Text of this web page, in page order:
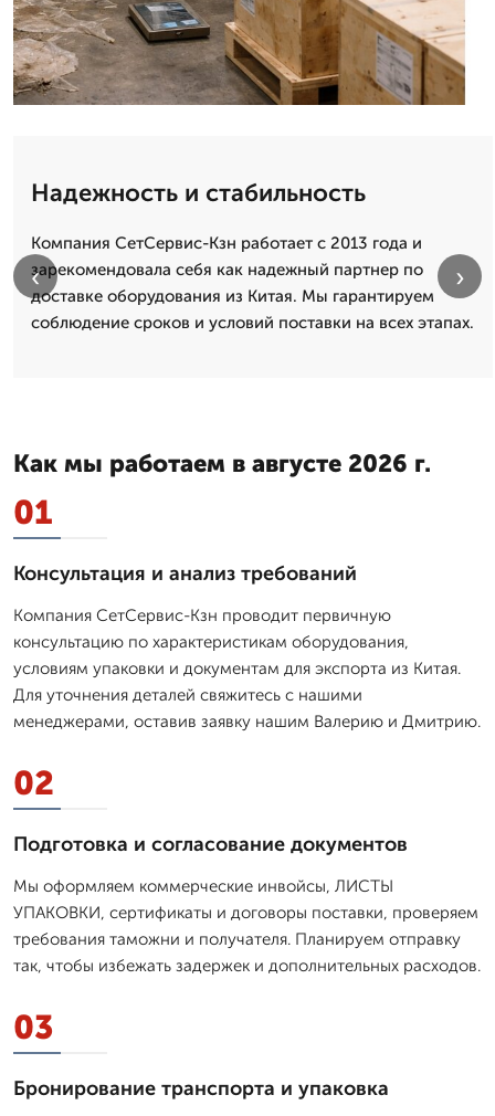
Надежность и стабильность
Компания СетСервис-Кзн работает с 2013 года и
зарекомендовала себя как надежный партнер по
доставке оборудования из Китая. Мы гарантируем
соблюдение сроков и условий поставки на всех этапах.
‹ ›
Как мы работаем в августе 2026 г.
01
Консультация и анализ требований
Компания СетСервис-Кзн проводит первичную
консультацию по характеристикам оборудования,
условиям упаковки и документам для экспорта из Китая.
Для уточнения деталей свяжитесь с нашими
менеджерами, оставив заявку нашим Валерию и Дмитрию.
02
Подготовка и согласование документов
Мы оформляем коммерческие инвойсы, ЛИСТЫ
УПАКОВКИ, сертификаты и договоры поставки, проверяем
требования таможни и получателя. Планируем отправку
так, чтобы избежать задержек и дополнительных расходов.
03
Бронирование транспорта и упаковка